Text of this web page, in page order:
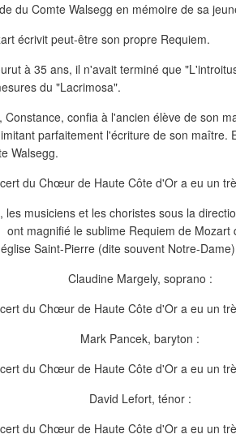
du Comte Walsegg en mémoire de sa
écrivit peut-être son propre Requiem.
à 35 ans, il n'avait terminé que
du "Lacrimosa".
Constance, confia à l'ancien élève de son
parfaitement l'écriture de son maître.
Walsegg.
les musiciens et les choristes sous la
magnifié le sublime Requiem de Mozart
Saint-Pierre (dite souvent Notre-
Claudine Margely, soprano :
Mark Pancek, baryton :
David Lefort, ténor :